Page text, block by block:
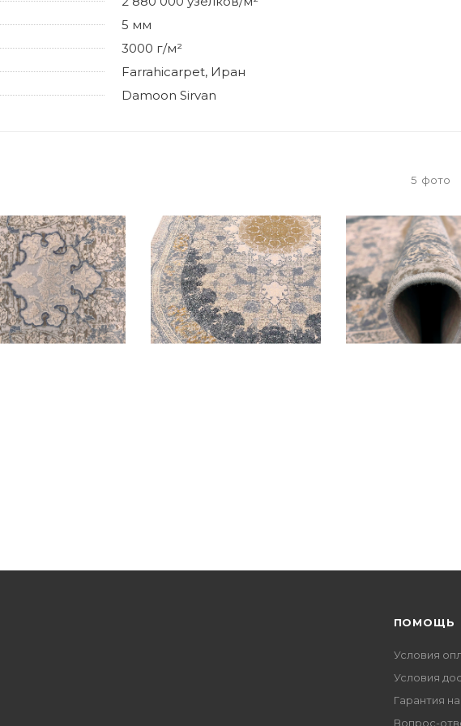
5 мм
3000 г/м²
Farrahicarpet, Иран
Damoon Sirvan
5 фото
ПОМОЩЬ
Условия
Условия
Гарантия
Вопрос-